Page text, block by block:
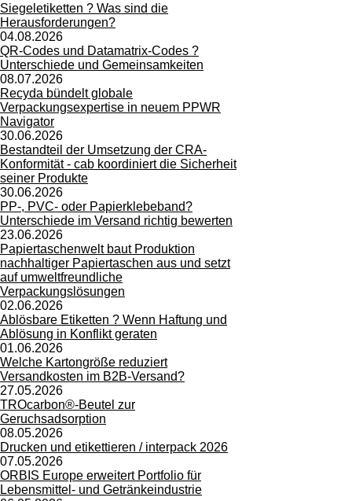
Siegeletiketten ? Was sind die
Herausforderungen?
04.08.2026
QR-Codes und Datamatrix-Codes ?
Unterschiede und Gemeinsamkeiten
08.07.2026
Recyda bündelt globale
Verpackungsexpertise in neuem PPWR
Navigator
30.06.2026
Bestandteil der Umsetzung der CRA-
Konformität - cab koordiniert die Sicherheit
seiner Produkte
30.06.2026
PP-, PVC- oder Papierklebeband?
Unterschiede im Versand richtig bewerten
23.06.2026
Papiertaschenwelt baut Produktion
nachhaltiger Papiertaschen aus und setzt
auf umweltfreundliche
Verpackungslösungen
02.06.2026
Ablösbare Etiketten ? Wenn Haftung und
Ablösung in Konflikt geraten
01.06.2026
Welche Kartongröße reduziert
Versandkosten im B2B-Versand?
27.05.2026
TROcarbon®-Beutel zur
Geruchsadsorption
08.05.2026
Drucken und etikettieren / interpack 2026
07.05.2026
ORBIS Europe erweitert Portfolio für
Lebensmittel- und Getränkeindustrie